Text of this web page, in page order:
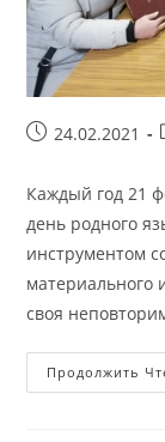
Запись24.02.2021
Каждый год 21
день родного
инструментом
материального
своя
Продолжить